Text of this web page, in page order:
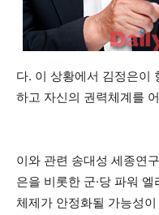
다. 이 상황에서 김정은이
하고 자신의 권력체계를
이와 관련 송대성 세종연
은을 비롯한 군·당 파워
체제가 안정화될 가능성